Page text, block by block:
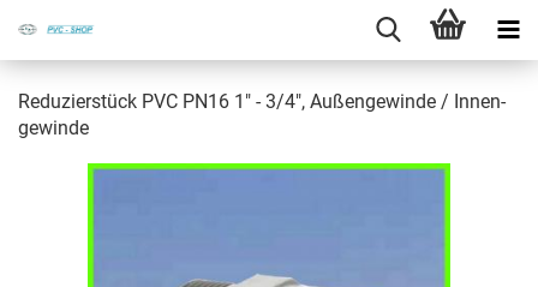
Re­du­zier­stück PVC PN16 1" - 3/4", Au­ßen­ge­win­de / In­nen­
ge­win­de